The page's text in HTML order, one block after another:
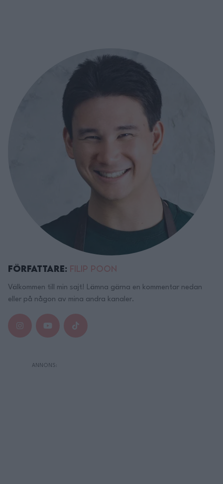
Författare: Filip Poon
Välkommen till min sajt! Lämna gärna en kommentar nedan
eller på någon av mina andra kanaler.